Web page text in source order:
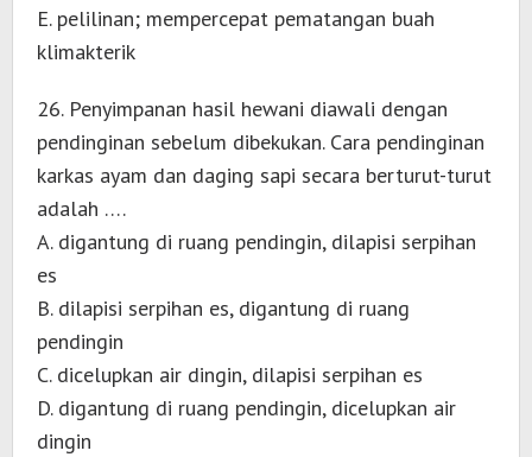
E. pelilinan; mempercepat pematangan buah
klimakterik
26. Penyimpanan hasil hewani diawali dengan
pendinginan sebelum dibekukan. Cara pendinginan
karkas ayam dan daging sapi secara berturut-turut
adalah ….
A. digantung di ruang pendingin, dilapisi serpihan
es
B. dilapisi serpihan es, digantung di ruang
pendingin
C. dicelupkan air dingin, dilapisi serpihan es
D. digantung di ruang pendingin, dicelupkan air
dingin